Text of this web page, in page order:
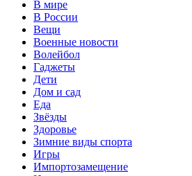
В мире
В России
Вещи
Военные новости
Волейбол
Гаджеты
Дети
Дом и сад
Еда
Звёзды
Здоровье
Зимние виды спорта
Игры
Импортозамещение